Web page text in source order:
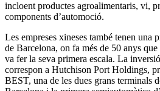
incloent productes agroalimentaris, vi,
components d’automoció.
Les empreses xineses també tenen una
de Barcelona, on fa més de 50 anys
va fer la seva primera escala. La
correspon a Hutchison Port Holdings,
BEST, una de les dues grans terminals